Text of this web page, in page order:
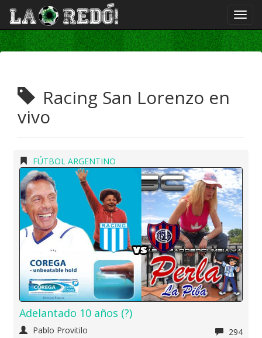
Racing San Lorenzo en
vivo
FÚTBOL ARGENTINO
Adelantado 10 años (?)
Pablo Provitilo
294